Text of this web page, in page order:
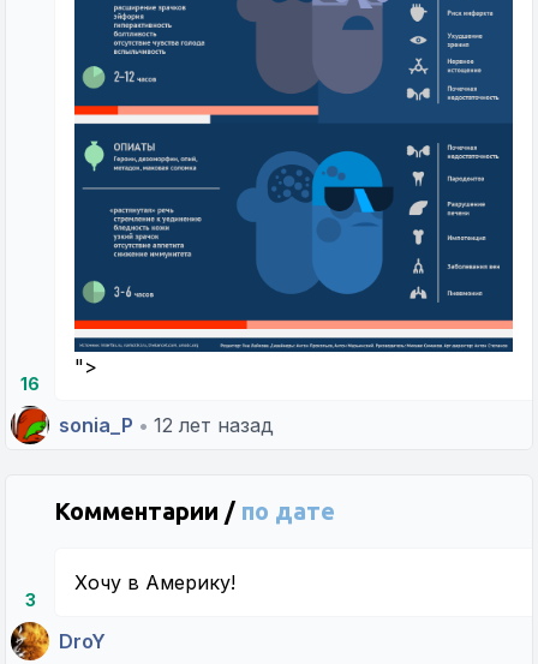
16
">
sonia_P • 12 лет назад
Комментарии / по дате
3
Хочу в Америку!
DroY